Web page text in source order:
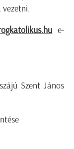
e-
Szent János